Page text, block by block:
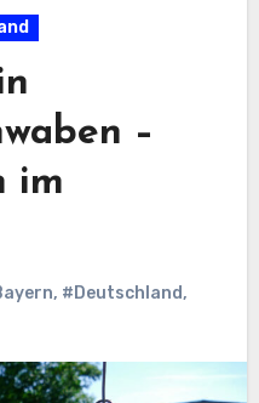
–
im
, #Deutschland,